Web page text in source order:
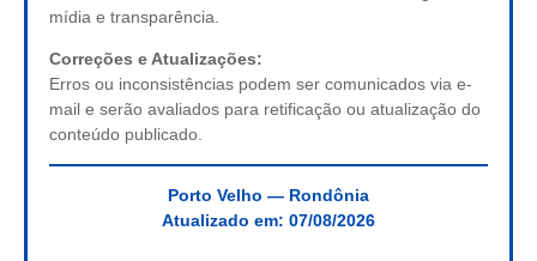
mídia e transparência.
Correções e Atualizações:
Erros ou inconsistências podem ser comunicados via e-
mail e serão avaliados para retificação ou atualização do
conteúdo publicado.
Porto Velho — Rondônia
Atualizado em: 07/08/2026